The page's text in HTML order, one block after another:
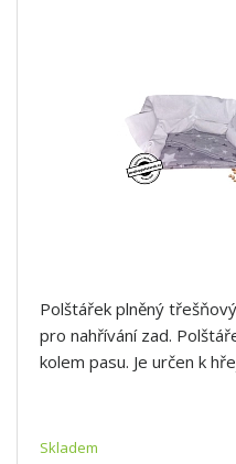
Polštářek plněný
pro nahřívání zad.
kolem pasu. Je určen k
Skladem